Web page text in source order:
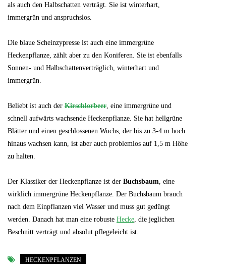
als auch den Halbschatten verträgt. Sie ist winterhart,
immergrün und anspruchslos.
Die blaue Scheinzypresse ist auch eine immergrüne
Heckenpflanze, zählt aber zu den Koniferen. Sie ist ebenfalls
Sonnen- und Halbschattenverträglich, winterhart und
immergrün.
Beliebt ist auch der Kirschlorbeer, eine immergrüne und
schnell aufwärts wachsende Heckenpflanze. Sie hat hellgrüne
Blätter und einen geschlossenen Wuchs, der bis zu 3-4 m hoch
hinaus wachsen kann, ist aber auch problemlos auf 1,5 m Höhe
zu halten.
Der Klassiker der Heckenpflanze ist der Buchsbaum, eine
wirklich immergrüne Heckenpflanze. Der Buchsbaum brauch
nach dem Einpflanzen viel Wasser und muss gut gedüngt
werden. Danach hat man eine robuste Hecke, die jeglichen
Beschnitt verträgt und absolut pflegeleicht ist.
HECKENPFLANZEN